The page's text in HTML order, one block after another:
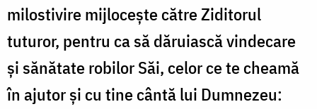
milos­tivire mijlocește către Ziditorul
tuturor, pentru ca să dăruiască vindecare
și sănătate robilor Săi, celor ce te cheamă
în ajutor și cu tine cântă lui Dumnezeu: